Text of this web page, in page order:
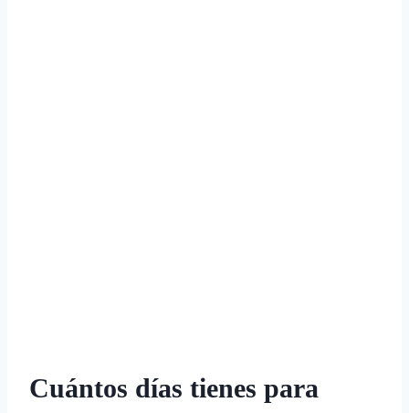
Cuántos días tienes para